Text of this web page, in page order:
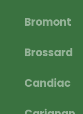
Bromont
Brossard
Candiac